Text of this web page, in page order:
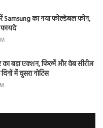
Samsung का नया फोल्डेबल फोन,
का बड़ा एक्शन, फिल्में और वेब सीरीज
में दूसरा नोटिस